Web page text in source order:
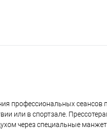
профессиональных сеансов
или в спортзале.
через специальные